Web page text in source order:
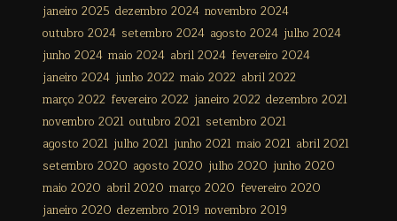
janeiro 2025 dezembro 2024 novembro 2024
outubro 2024 setembro 2024 agosto 2024 julho 2024
junho 2024 maio 2024 abril 2024 fevereiro 2024
janeiro 2024 junho 2022 maio 2022 abril 2022
março 2022 fevereiro 2022 janeiro 2022 dezembro 2021
novembro 2021 outubro 2021 setembro 2021
agosto 2021 julho 2021 junho 2021 maio 2021 abril 2021
setembro 2020 agosto 2020 julho 2020 junho 2020
maio 2020 abril 2020 março 2020 fevereiro 2020
janeiro 2020 dezembro 2019 novembro 2019